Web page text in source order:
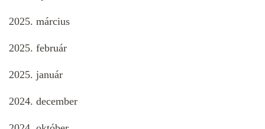
2025. március
2025. február
2025. január
2024. december